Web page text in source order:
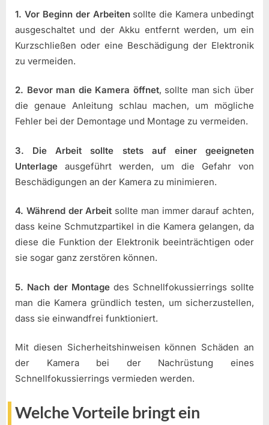
1. Vor Beginn der Arbeitensollte die Kamera unbedingt
ausgeschaltet und der Akku entfernt werden, um ein
Kurzschließen oder eine Beschädigung der Elektronik
zu vermeiden.
2. Bevor man die Kamera öffnet, sollte man sich über
die genaue Anleitung schlau machen, um mögliche
Fehler bei der Demontage und Montage zu vermeiden.
3. Die Arbeit sollte stets auf einer geeigneten
Unterlage ausgeführt werden, um die Gefahr von
Beschädigungen an der Kamera zu minimieren.
4. Während der Arbeit sollte man immer darauf achten,
dass keine Schmutzpartikel in die Kamera gelangen, da
diese die Funktion der Elektronik beeinträchtigen oder
sie sogar ganz zerstören können.
5. Nach der Montage des Schnellfokussierrings sollte
man die Kamera gründlich testen, um sicherzustellen,
dass sie einwandfrei funktioniert.
Mit diesen Sicherheitshinweisen können Schäden an
der Kamera bei der Nachrüstung eines
Schnellfokussierrings vermieden werden.
Welche Vorteile bringt ein